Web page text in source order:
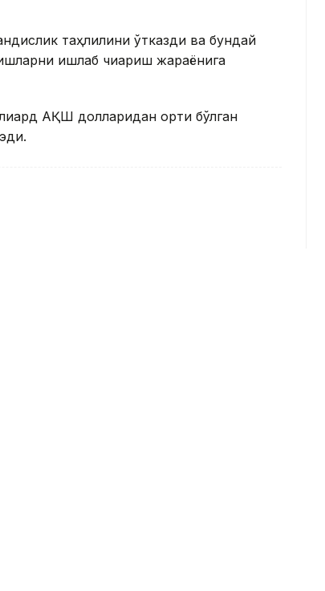
таҳлилини ўтказди ва бундай
ишлаб чиқариш жараёнига
АҚШ долларидан ортиқ бўлган